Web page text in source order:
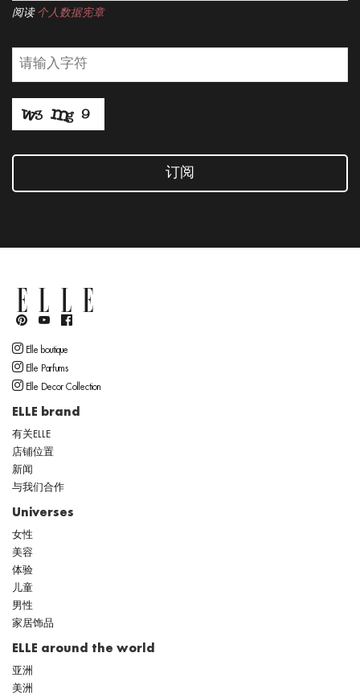
阅读 个人数据宪章
订阅
Elle boutique
Elle Parfums
Elle Decor Collection
ELLE brand
有关ELLE
店铺位置
新闻
与我们合作
Universes
女性
美容
体验
儿童
男性
家居饰品
ELLE around the world
亚洲
美洲